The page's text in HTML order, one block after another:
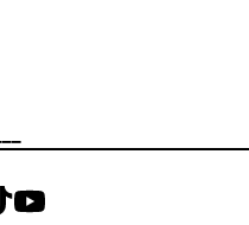
produzidos
público adulto. Além
ve...